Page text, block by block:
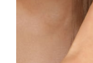
FAQ™
All
FAQ™
All
FAQ™
All hair
All